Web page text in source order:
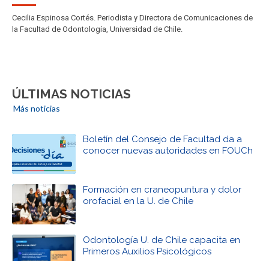
Cecilia Espinosa Cortés. Periodista y Directora de Comunicaciones de
la Facultad de Odontología, Universidad de Chile.
ÚLTIMAS NOTICIAS
Más noticias
Boletín del Consejo de Facultad da a
conocer nuevas autoridades en FOUCh
Formación en craneopuntura y dolor
orofacial en la U. de Chile
Odontología U. de Chile capacita en
Primeros Auxilios Psicológicos